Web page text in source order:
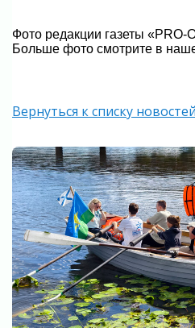
Фото редакции газеты «PRO-
Больше фото смотрите в
Вернуться к списку новостей